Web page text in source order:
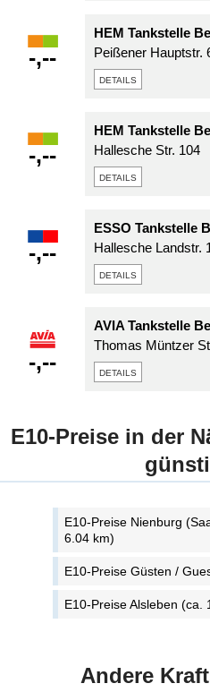
-,--
HEM Tankstelle
Peißener Hauptstr.
details
-,--
HEM Tankstelle
Hallesche Str. 104
details
-,--
ESSO Tankstelle
Hallesche Landstr.
details
-,--
AVIA Tankstelle
Thomas Müntzer
details
E10-Preise in der
E10-Preise Nienburg
6.04 km)
E10-Preise Güsten /
E10-Preise Alsleben (ca.
Andere